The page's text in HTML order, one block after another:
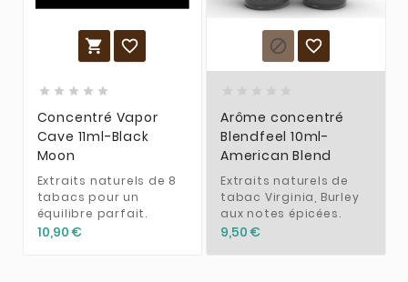
 
    
Concentré Vapor
Cave 11ml-Black
Moon
Extraits naturels de 8
tabacs pour un
équilibre parfait.
10,90 €
 
Arôme concentré
Blendfeel 10ml-
American Blend
Extraits naturels de
tabac Virginia, Burley
aux notes épicées.
9,50 €